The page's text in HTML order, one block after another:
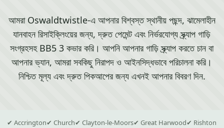
আমরা Oswaldtwistle-এ আপনার বিশ্বস্ত স্থানীয় পছন্দ, ঝামেলাহীন
যানবাহন রিসাইক্লিংয়ের জন্য, দ্রুত পেমেন্ট এবং নির্ভরযোগ্য স্ক্র্যাপ গাড়ি
সংগ্রহসহ BB5 3 কভার করি। আপনি আপনার গাড়ি স্ক্র্যাপ করতে চান বা
আপনার ভ্যান, আমরা সবকিছু নিরাপদ ও আইনসিদ্ধভাবে পরিচালনা করি।
নিশ্চিত মূল্য এবং দ্রুত পিকআপের জন্য এখনই আপনার বিবরণ দিন.
✔ Accrington✔ Church✔ Clayton-le-Moors✔ Great Harwood✔ Rishton